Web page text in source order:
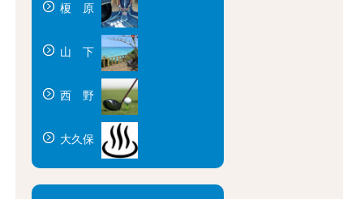
榎 原
山 下
西 野
大久保